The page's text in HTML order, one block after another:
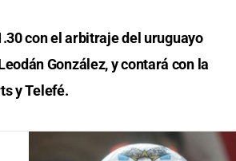
con el arbitraje del uruguayo
González, y contará con la
y Telefé.